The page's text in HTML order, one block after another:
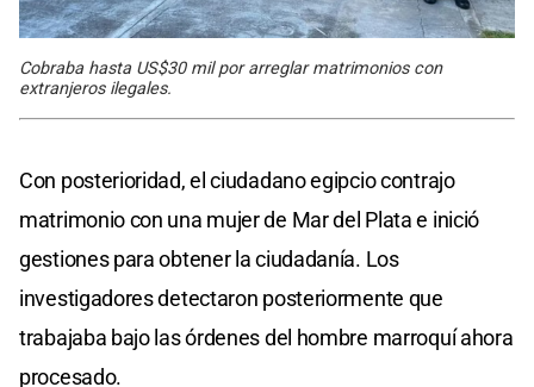
Cobraba hasta US$30 mil por arreglar matrimonios con
extranjeros ilegales.
Con posterioridad, el ciudadano egipcio contrajo
matrimonio con una mujer de Mar del Plata e inició
gestiones para obtener la ciudadanía. Los
investigadores detectaron posteriormente que
trabajaba bajo las órdenes del hombre marroquí ahora
procesado.